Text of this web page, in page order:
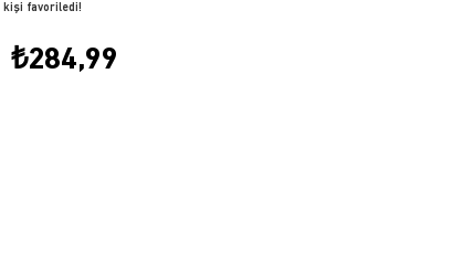
kişi favoriledi!
₺284,99